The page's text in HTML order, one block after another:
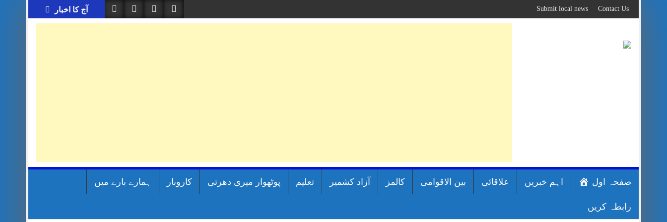
to
content
آج کا اخبار Contact Us
Submit local news
صفحہ اول اہم خبریں علاقائی بین الاقوامی کالمز آزاد کشمیر تعلیم پوٹھوار میری دھرتی کاروبار ہمارے بارے میں
رابطہ کریں